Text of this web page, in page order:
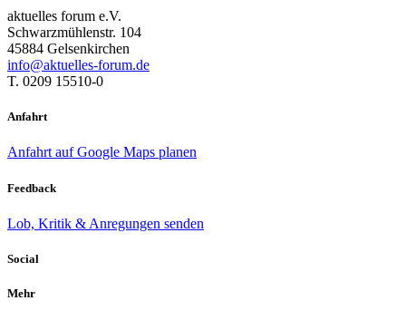
aktuelles forum e.V.
Schwarzmühlenstr. 104
45884 Gelsenkirchen
info@aktuelles-forum.de
T. 0209 15510-0
Anfahrt
Anfahrt auf Google Maps planen
Feedback
Lob, Kritik & Anregungen senden
Social
Mehr